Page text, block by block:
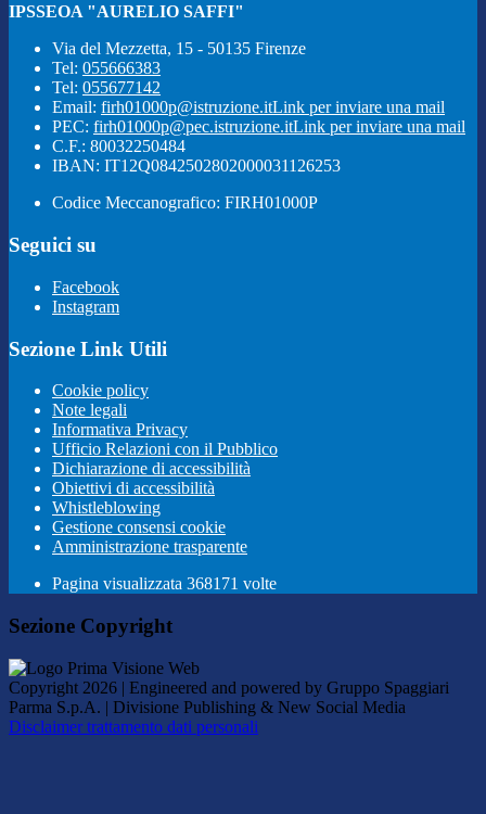
IPSSEOA "AURELIO SAFFI"
Via del Mezzetta, 15 - 50135 Firenze
Tel: 055666383
Tel: 055677142
Email: firh01000p@istruzione.itLink per inviare una mail
PEC: firh01000p@pec.istruzione.itLink per inviare una mail
C.F.: 80032250484
IBAN: IT12Q0842502802000031126253
Codice Meccanografico: FIRH01000P
Seguici su
Facebook
Instagram
Sezione Link Utili
Cookie policy
Note legali
Informativa Privacy
Ufficio Relazioni con il Pubblico
Dichiarazione di accessibilità
Obiettivi di accessibilità
Whistleblowing
Gestione consensi cookie
Amministrazione trasparente
Pagina visualizzata 368171 volte
Sezione Copyright
Copyright 2026 | Engineered and powered by Gruppo Spaggiari
Parma S.p.A. | Divisione Publishing & New Social Media
Disclaimer trattamento dati personali